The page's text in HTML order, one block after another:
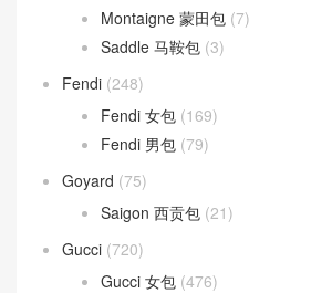
Montaigne 蒙田包 (7)
Saddle 马鞍包 (3)
Fendi (248)
Fendi 女包 (169)
Fendi 男包 (79)
Goyard (75)
Saigon 西贡包 (21)
Gucci (720)
Gucci 女包 (476)